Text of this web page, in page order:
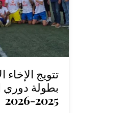
تتويج الإخاء
بطولة دوري
2025-2026